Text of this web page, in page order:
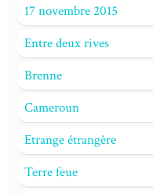
17 novembre 2015
Entre deux rives
Brenne
Cameroun
Etrange étrangère
Terre feue